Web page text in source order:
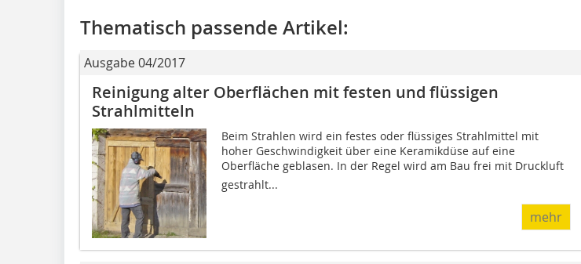
Thematisch passende Artikel:
Ausgabe 04/2017
Reinigung alter Oberflächen mit festen und flüssigen
Strahlmitteln
Beim Strahlen wird ein festes oder flüssiges Strahlmittel mit
hoher Geschwindigkeit über eine Keramikdüse auf eine
Oberfläche geblasen. In der Regel wird am Bau frei mit Druckluft
gestrahlt...
mehr